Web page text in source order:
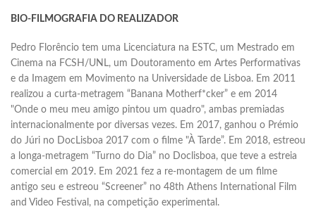
BIO-FILMOGRAFIA DO REALIZADOR
Pedro Florêncio tem uma Licenciatura na ESTC, um Mestrado em
Cinema na FCSH/UNL, um Doutoramento em Artes Performativas
e da Imagem em Movimento na Universidade de Lisboa. Em 2011
realizou a curta-metragem “Banana Motherf*cker” e em 2014
"Onde o meu meu amigo pintou um quadro", ambas premiadas
internacionalmente por diversas vezes. Em 2017, ganhou o Prémio
do Júri no DocLisboa 2017 com o filme "À Tarde”. Em 2018, estreou
a longa-metragem “Turno do Dia” no Doclisboa, que teve a estreia
comercial em 2019. Em 2021 fez a re-montagem de um filme
antigo seu e estreou “Screener” no 48th Athens International Film
and Video Festival, na competição experimental.